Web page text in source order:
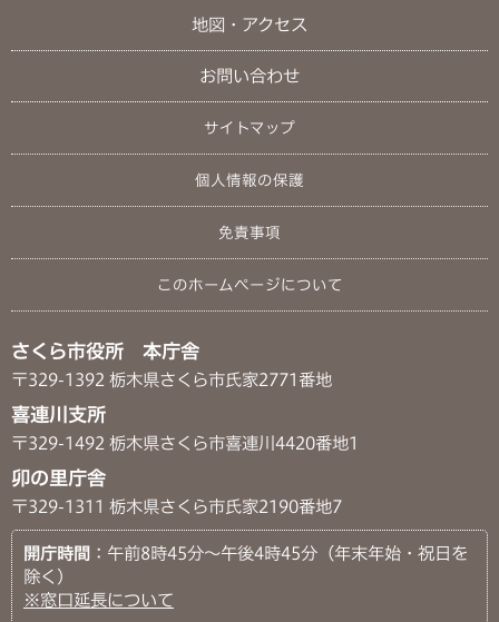
地図・アクセス
お問い合わせ
サイトマップ
個人情報の保護
免責事項
このホームページについて
さくら市役所 本庁舎
〒329-1392 栃木県さくら市氏家2771番地
喜連川支所
〒329-1492 栃木県さくら市喜連川4420番地1
卯の里庁舎
〒329-1311 栃木県さくら市氏家2190番地7
開庁時間 ：午前8時45分～午後4時45分（年末年始・祝日を
除く）
※窓口延長について